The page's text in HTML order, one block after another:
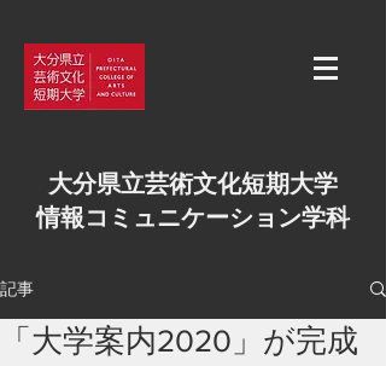
大分県立芸術文化短期大学
情報コミュニケーション学科
記事
「大学案内2020」が完成